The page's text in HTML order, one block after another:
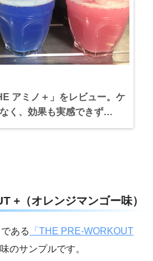
アミノ＋」をレビュー。ケ
く、効果も実感できず…
+（オレンジマンゴー味）
ある
「THE PRE-WORKOUT
のサンプルです。